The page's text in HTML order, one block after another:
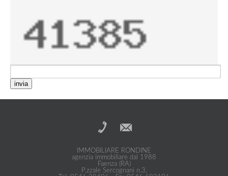
invia
IMMOBILIARE RONDINE
agenzia immobiliare dal 1988
Faenza (RA)
P.zzale Sercognani n.3,